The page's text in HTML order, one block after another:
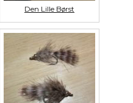
Den Lille Børst